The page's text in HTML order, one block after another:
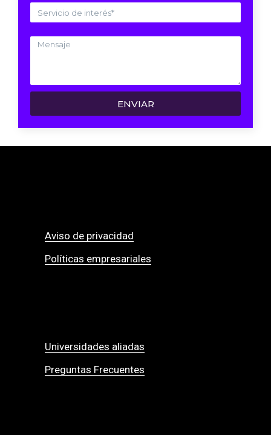
ENVIAR
Aviso de privacidad
Políticas empresariales
Universidades aliadas
Preguntas Frecuentes